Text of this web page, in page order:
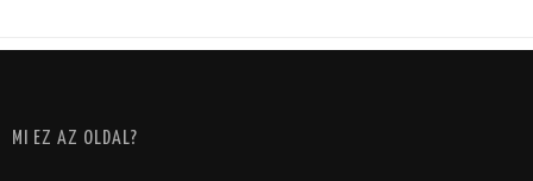
MI EZ AZ OLDAL?